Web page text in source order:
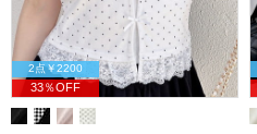
2点￥2200
33％OFF